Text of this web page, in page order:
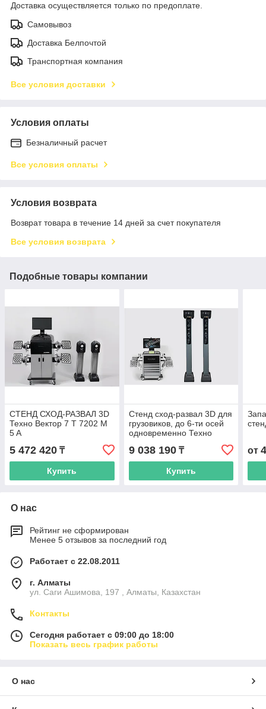
Доставка осуществляется только по предоплате.
Самовывоз
Доставка Белпочтой
Транспортная компания
Все условия доставки
Условия оплаты
Безналичный расчет
Все условия оплаты
Условия возврата
Возврат товара в течение 14 дней за счет покупателя
Все условия возврата
Подобные товары компании
СТЕНД СХОД-РАЗВАЛ 3D
Техно Вектор 7 T 7202 M
5 A
5 472 420 ₸
Купить
Стенд сход-развал 3D для
грузовиков, до 6-ти осей
одновременно Техно
9 038 190₸
Купить
от
О нас
Рейтинг не сформирован
Менее 5 отзывов за последний год
Работает с 22.08.2011
г. Алматы
ул. Саги Ашимова, 197 , Алматы, Казахстан
Контакты
Сегодня работает с 09:00 до 18:00
Показать весь график работы
О нас